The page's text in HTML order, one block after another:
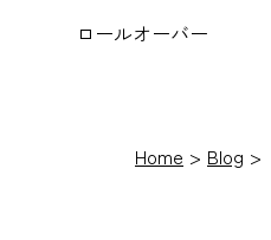
ロールオーバー
Home Blog